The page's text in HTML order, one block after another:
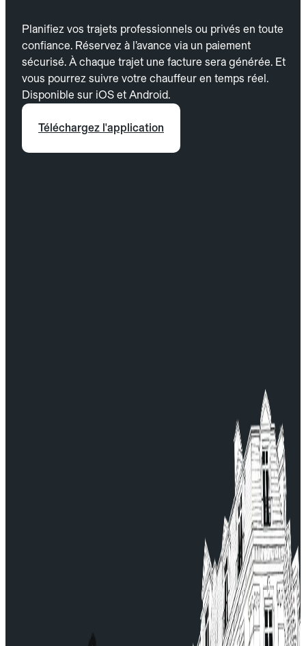
Planifiez vos trajets professionnels ou privés en toute
confiance. Réservez à l’avance via un paiement
sécurisé. À chaque trajet une facture sera générée. Et
vous pourrez suivre votre chauffeur en temps réel.
Disponible sur iOS et Android.
Téléchargez l'application